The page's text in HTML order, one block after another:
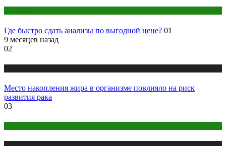
Где быстро сдать анализы по выгодной цене? 01
9 месяцев назад
02
Место накопления жира в организме повлияло на риск
развития рака
03